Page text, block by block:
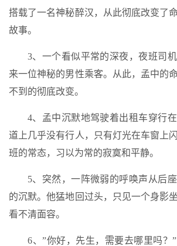
搭载了一名神秘醉汉，从此彻底改变了
故事。
3、一个看似平常的深夜，夜班司
来一位神秘的男性乘客。从此，孟中的
不到的彻底改变。
4、孟中沉默地驾驶着出租车穿行
道上几乎没有行人，只有灯光在车窗上
班的常态，习以为常的寂寞和平静。
5、突然，一阵微弱的呼唤声从后
的沉默。他猛地回过头，只见一个身影
看不清面容。
6、”你好，先生，需要去哪里吗？